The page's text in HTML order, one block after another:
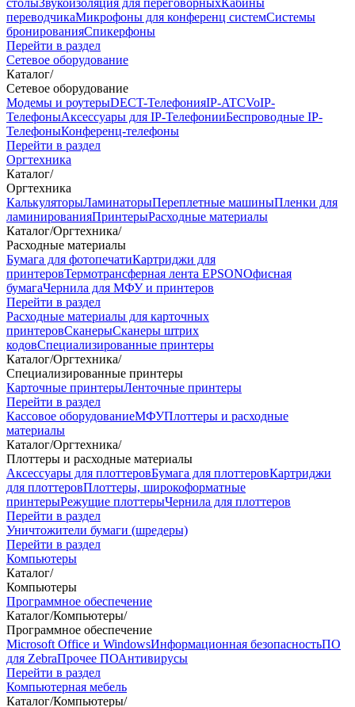
столыЗвукоизоляция для переговорныхКабины
переводчикаМикрофоны для конференц системСистемы
бронированияСпикерфоны
Перейти в раздел
Сетевое оборудование
Каталог/
Сетевое оборудование
Модемы и роутерыDECT-ТелефонияIP-ATCVoIP-
ТелефоныАксессуары для IP-ТелефонииБеспроводные IP-
ТелефоныКонференц-телефоны
Перейти в раздел
Оргтехника
Каталог/
Оргтехника
КалькуляторыЛаминаторыПереплетные машиныПленки для
ламинированияПринтерыРасходные материалы
Каталог/Оргтехника/
Расходные материалы
Бумага для фотопечатиКартриджи для
принтеровТермотрансферная лента EPSONОфисная
бумагаЧернила для МФУ и принтеров
Перейти в раздел
Расходные материалы для карточных
принтеровСканерыСканеры штрих
кодовСпециализированные принтеры
Каталог/Оргтехника/
Специализированные принтеры
Карточные принтерыЛенточные принтеры
Перейти в раздел
Кассовое оборудованиеМФУПлоттеры и расходные
материалы
Каталог/Оргтехника/
Плоттеры и расходные материалы
Аксессуары для плоттеровБумага для плоттеровКартриджи
для плоттеровПлоттеры, широкоформатные
принтерыРежущие плоттерыЧернила для плоттеров
Перейти в раздел
Уничтожители бумаги (шредеры)
Перейти в раздел
Компьютеры
Каталог/
Компьютеры
Программное обеспечение
Каталог/Компьютеры/
Программное обеспечение
Microsoft Office и WindowsИнформационная безопасностьПО
для ZebraПрочее ПОАнтивирусы
Перейти в раздел
Компьютерная мебель
Каталог/Компьютеры/